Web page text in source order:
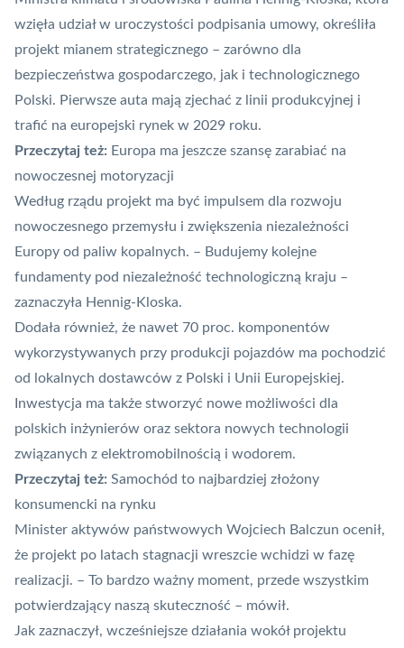
wzięła udział w uroczystości podpisania umowy, określiła
projekt mianem strategicznego – zarówno dla
bezpieczeństwa gospodarczego, jak i technologicznego
Polski. Pierwsze auta mają zjechać z linii produkcyjnej i
trafić na europejski rynek w 2029 roku.
Przeczytaj też: Europa ma jeszcze szansę zarabiać na
nowoczesnej motoryzacji
Według rządu projekt ma być impulsem dla rozwoju
nowoczesnego przemysłu i zwiększenia niezależności
Europy od paliw kopalnych. – Budujemy kolejne
fundamenty pod niezależność technologiczną kraju –
zaznaczyła Hennig-Kloska.
Dodała również, że nawet 70 proc. komponentów
wykorzystywanych przy produkcji pojazdów ma pochodzić
od lokalnych dostawców z Polski i Unii Europejskiej.
Inwestycja ma także stworzyć nowe możliwości dla
polskich inżynierów oraz sektora nowych technologii
związanych z elektromobilnością i wodorem.
Przeczytaj też: Samochód to najbardziej złożony
konsumencki na rynku
Minister aktywów państwowych Wojciech Balczun ocenił,
że projekt po latach stagnacji wreszcie wchidzi w fazę
realizacji. – To bardzo ważny moment, przede wszystkim
potwierdzający naszą skuteczność – mówił.
Jak zaznaczył, wcześniejsze działania wokół projektu